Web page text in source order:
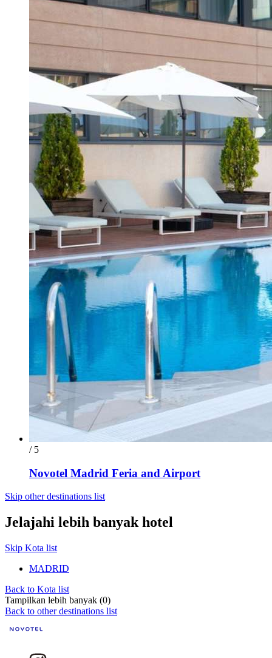
/ 5
Novotel Madrid Feria and Airport
Skip other destinations list
Jelajahi lebih banyak hotel
Skip Kota list
MADRID
Back to Kota list
Tampilkan lebih banyak (0)
Back to other destinations list